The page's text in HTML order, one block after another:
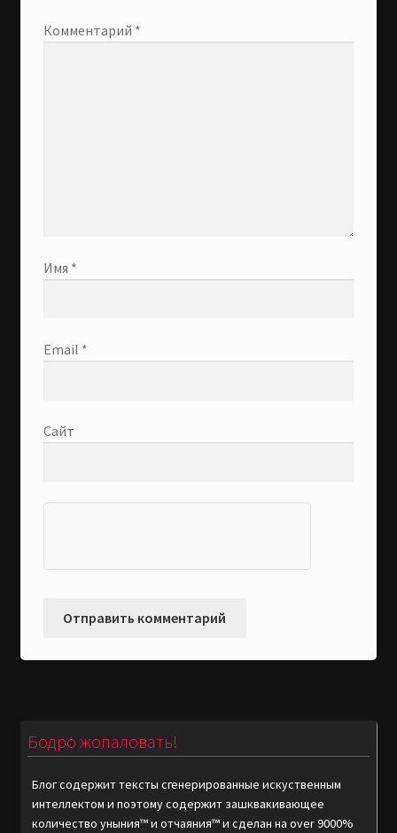
Комментарий *
Имя *
Email *
Сайт
Бодро жопаловать!
Блог содержит тексты сгенерированные искуственным
интеллектом и поэтому содержит зашквакивающее
количество уныния™ и отчаяния™ и сделан на over 9000%